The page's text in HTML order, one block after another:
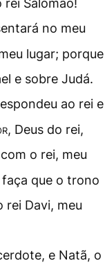
Salomão!
no meu
lugar; porque
e sobre Judá.
ao rei e
, Deus do rei,
o rei, meu
faça que o trono
rei Davi, meu
e Natã, o